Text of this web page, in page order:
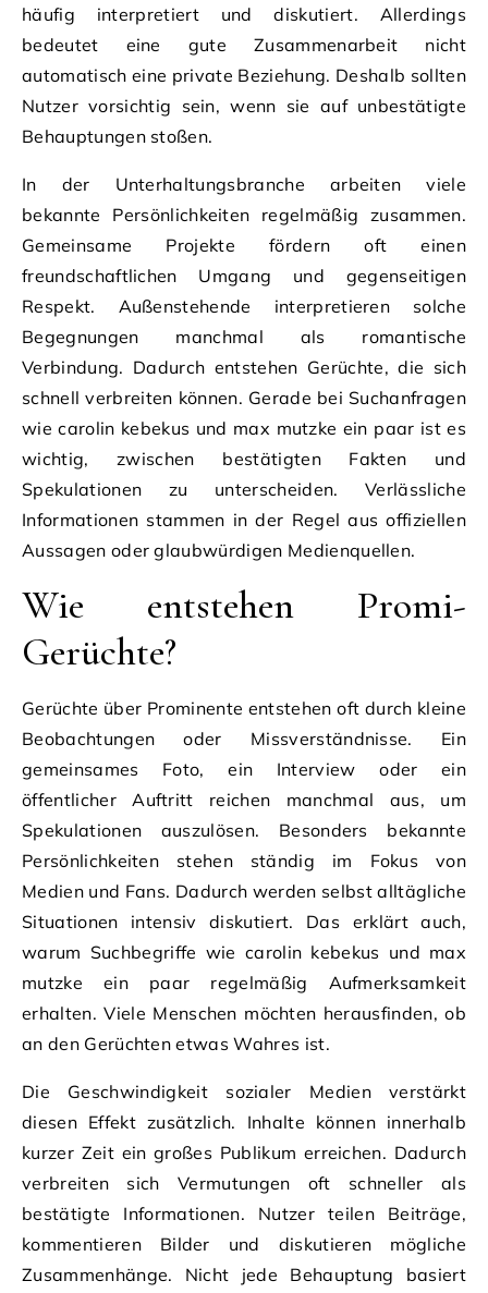
häufig interpretiert und diskutiert. Allerdings
bedeutet eine gute Zusammenarbeit nicht
automatisch eine private Beziehung. Deshalb sollten
Nutzer vorsichtig sein, wenn sie auf unbestätigte
Behauptungen stoßen.
In der Unterhaltungsbranche arbeiten viele
bekannte Persönlichkeiten regelmäßig zusammen.
Gemeinsame Projekte fördern oft einen
freundschaftlichen Umgang und gegenseitigen
Respekt. Außenstehende interpretieren solche
Begegnungen manchmal als romantische
Verbindung. Dadurch entstehen Gerüchte, die sich
schnell verbreiten können. Gerade bei Suchanfragen
wie carolin kebekus und max mutzke ein paar ist es
wichtig, zwischen bestätigten Fakten und
Spekulationen zu unterscheiden. Verlässliche
Informationen stammen in der Regel aus offiziellen
Aussagen oder glaubwürdigen Medienquellen.
Wie entstehen Promi-
Gerüchte?
Gerüchte über Prominente entstehen oft durch kleine
Beobachtungen oder Missverständnisse. Ein
gemeinsames Foto, ein Interview oder ein
öffentlicher Auftritt reichen manchmal aus, um
Spekulationen auszulösen. Besonders bekannte
Persönlichkeiten stehen ständig im Fokus von
Medien und Fans. Dadurch werden selbst alltägliche
Situationen intensiv diskutiert. Das erklärt auch,
warum Suchbegriffe wie carolin kebekus und max
mutzke ein paar regelmäßig Aufmerksamkeit
erhalten. Viele Menschen möchten herausfinden, ob
an den Gerüchten etwas Wahres ist.
Die Geschwindigkeit sozialer Medien verstärkt
diesen Effekt zusätzlich. Inhalte können innerhalb
kurzer Zeit ein großes Publikum erreichen. Dadurch
verbreiten sich Vermutungen oft schneller als
bestätigte Informationen. Nutzer teilen Beiträge,
kommentieren Bilder und diskutieren mögliche
Zusammenhänge. Nicht jede Behauptung basiert